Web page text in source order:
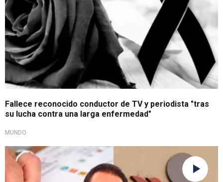
Fallece reconocido conductor de TV y periodista "tras
su lucha contra una larga enfermedad"
MUNDO
Afiliaciones indebidas